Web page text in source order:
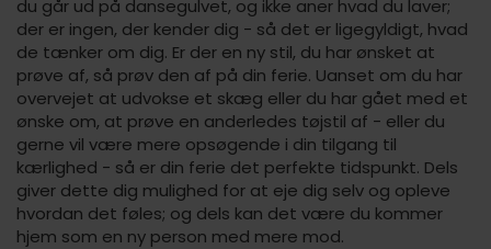
du går ud på dansegulvet, og ikke aner hvad du laver;
der er ingen, der kender dig - så det er ligegyldigt, hvad
de tænker om dig. Er der en ny stil, du har ønsket at
prøve af, så prøv den af på din ferie. Uanset om du har
overvejet at udvokse et skæg eller du har gået med et
ønske om, at prøve en anderledes tøjstil af - eller du
gerne vil være mere opsøgende i din tilgang til
kærlighed - så er din ferie det perfekte tidspunkt. Dels
giver dette dig mulighed for at eje dig selv og opleve
hvordan det føles; og dels kan det være du kommer
hjem som en ny person med mere mod.